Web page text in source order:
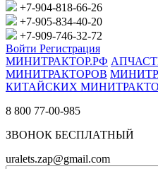
+7-904-818-66-26
+7-905-834-40-20
+7-909-746-32-72
Войти Регистрация
МИНИТРАКТОР.РФ
МИНИТРАКТОРОВ
КИТАЙСКИХ
8 800 77-00-985
ЗВОНОК БЕСПЛАТНЫЙ
uralets.zap@gmail.com